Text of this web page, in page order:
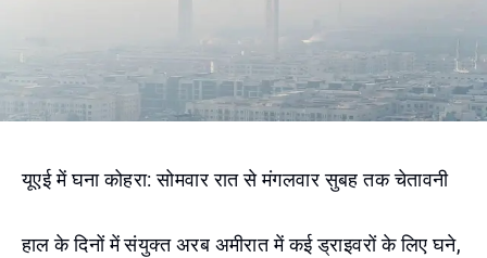
यूएई में घना कोहरा: सोमवार रात से मंगलवार सुबह तक चेतावनी
हाल के दिनों में संयुक्त अरब अमीरात में कई ड्राइवरों के लिए घने,